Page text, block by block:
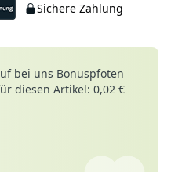
Sichere Zahlung
bei uns Bonuspfoten
diesen Artikel: 0,02 €